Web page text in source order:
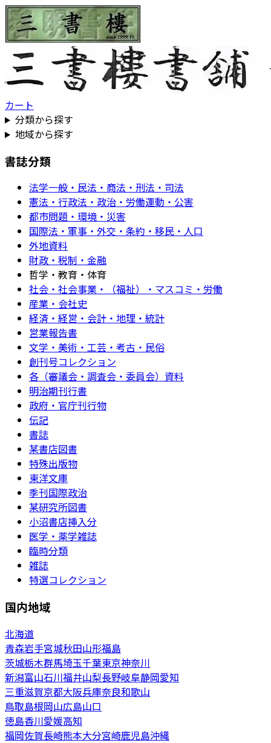
カート
分類から探す
地域から探す
書誌分類
法学一般・民法・商法・刑法・司法
憲法・行政法・政治・労働運動・公害
都市問題・環境・災害
国際法・軍事・外交・条約・移民・人口
外地資料
財政・税制・金融
哲学・教育・体育
社会・社会事業・（福祉）・マスコミ・労働
産業・会社史
経済・経営・会計・地理・統計
営業報告書
文学・美術・工芸・考古・民俗
創刊号コレクション
各（審議会・調査会・委員会）資料
明治期刊行書
政府・官庁刊行物
伝記
書誌
某書店図書
特殊出版物
東洋文庫
季刊国際政治
某研究所図書
小沼書店挿入分
医学・薬学雑誌
臨時分類
雑誌
特選コレクション
国内地域
北海道
青森岩手宮城秋田山形福島
茨城栃木群馬埼玉千葉東京神奈川
新潟富山石川福井山梨長野岐阜静岡愛知
三重滋賀京都大阪兵庫奈良和歌山
鳥取島根岡山広島山口
徳島香川愛媛高知
福岡佐賀長崎熊本大分宮崎鹿児島沖縄